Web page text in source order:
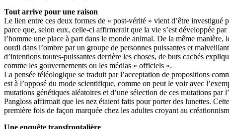
Tout arrive pour une raison
Le lien entre ces deux formes de « post-vérité » vient d’être investigué
parce que, selon eux, celle-ci affirmerait que la vie s’est développée
l’homme une place à part dans le monde animal. De la même manière,
ourdi dans l’ombre par un groupe de personnes puissantes et
d’intentions toutes-puissantes derrière les choses, de buts cachés
comme les gouvernements ou les médias « officiels ».
La pensée téléologique se traduit par l’acceptation de propositions
est à l’opposé du mode scientifique, comme on peut le voir avec
mutations génétiques aléatoires et d’une sélection de ces mutations
Pangloss affirmait que les nez étaient faits pour porter des lunettes.
première fois de façon marquée chez les adultes croyant au